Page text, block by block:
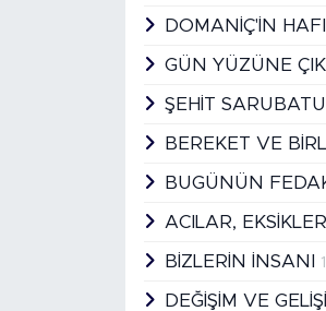
DOMANİÇ'İN
GÜN YÜZÜNE
ŞEHİT
BEREKET VE
BUGÜNÜN
ACILAR,
BİZLERİN İNSANI
DEĞİŞİM VE